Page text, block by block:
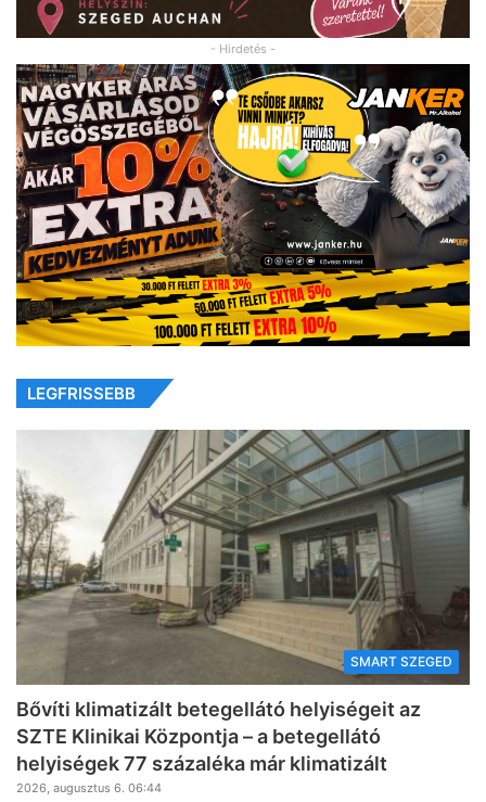
- Hirdetés -
LEGFRISSEBB
SMART SZEGED
Bővíti klimatizált betegellátó helyiségeit az
SZTE Klinikai Központja – a betegellátó
helyiségek 77 százaléka már klimatizált
2026, augusztus 6. 06:44